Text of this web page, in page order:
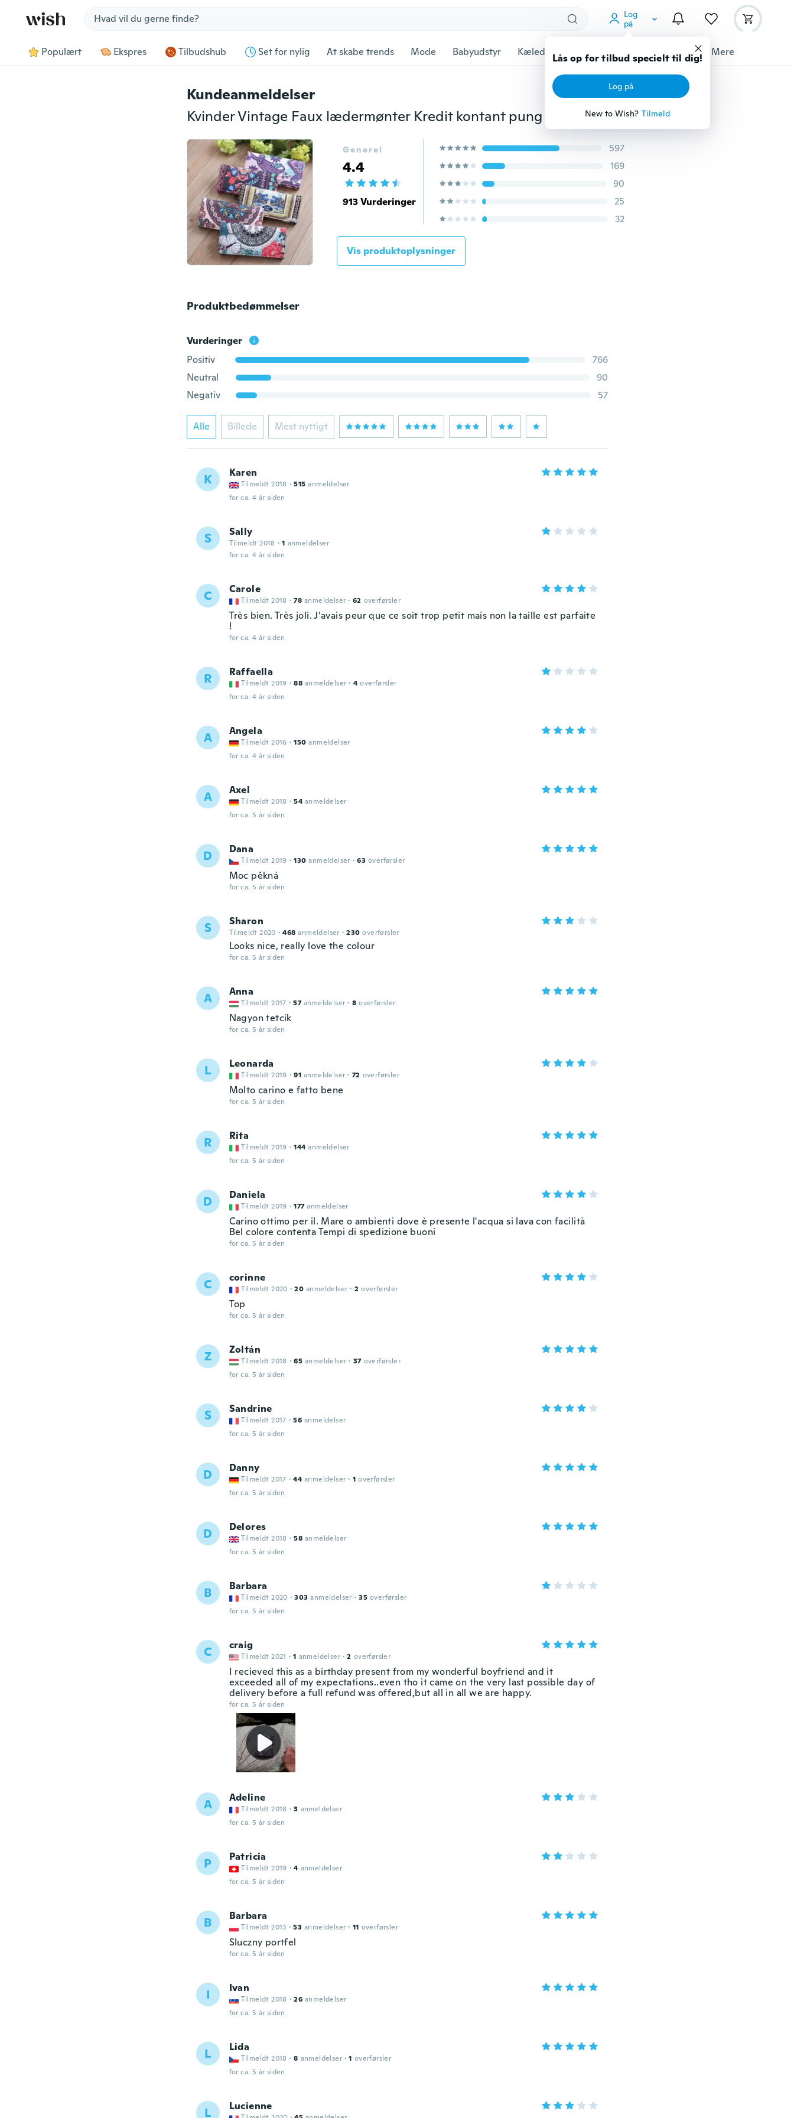
Log
på
Lås op for tilbud specielt til dig!
Log på
New to Wish? Tilmeld
Populært Ekspres Tilbudshub Set for nylig At skabe trends Mode Babyudstyr Kæledyrstilbehør Gadgets Værktøj Mere
Kundeanmeldelser
Kvinder Vintage Faux lædermønter Kredit kontant pung multifold kortholder tegnebog
Generel
4.4
913 Vurderinger
597
169
90
25
32
Vis produktoplysninger
Produktbedømmelser
Vurderinger
Positiv
766
Neutral
90
Negativ
57
Alle Billede Mest nyttigt
K Karen
Tilmeldt 2018 · 515 anmeldelser
for ca. 4 år siden
S Sally
Tilmeldt 2018 · 1 anmeldelser
for ca. 4 år siden
C Carole
Tilmeldt 2018 · 78 anmeldelser · 62 overførsler
Très bien. Très joli. J’avais peur que ce soit trop petit mais non la taille est parfaite
!
for ca. 4 år siden
R Raffaella
Tilmeldt 2019 · 88 anmeldelser · 4 overførsler
for ca. 4 år siden
A Angela
Tilmeldt 2016 · 150 anmeldelser
for ca. 4 år siden
A Axel
Tilmeldt 2018 · 54 anmeldelser
for ca. 5 år siden
D Dana
Tilmeldt 2019 · 130 anmeldelser · 63 overførsler
Moc pěkná
for ca. 5 år siden
S Sharon
Tilmeldt 2020 · 468 anmeldelser · 230 overførsler
Looks nice, really love the colour
for ca. 5 år siden
A Anna
Tilmeldt 2017 · 57 anmeldelser · 8 overførsler
Nagyon tetcik
for ca. 5 år siden
L Leonarda
Tilmeldt 2019 · 91 anmeldelser · 72 overførsler
Molto carino e fatto bene
for ca. 5 år siden
R Rita
Tilmeldt 2019 · 144 anmeldelser
for ca. 5 år siden
D Daniela
Tilmeldt 2019 · 177 anmeldelser
Carino ottimo per il. Mare o ambienti dove è presente l'acqua si lava con facilità
Bel colore contenta Tempi di spedizione buoni
for ca. 5 år siden
C corinne
Tilmeldt 2020 · 20 anmeldelser · 2 overførsler
Top
for ca. 5 år siden
Z Zoltán
Tilmeldt 2018 · 65 anmeldelser · 37 overførsler
for ca. 5 år siden
S Sandrine
Tilmeldt 2017 · 56 anmeldelser
for ca. 5 år siden
D Danny
Tilmeldt 2017 · 44 anmeldelser · 1 overførsler
for ca. 5 år siden
D Delores
Tilmeldt 2018 · 58 anmeldelser
for ca. 5 år siden
B Barbara
Tilmeldt 2020 · 303 anmeldelser · 35 overførsler
for ca. 5 år siden
C craig
Tilmeldt 2021 · 1 anmeldelser · 2 overførsler
I recieved this as a birthday present from my wonderful boyfriend and it
exceeded all of my expectations..even tho it came on the very last possible day of
delivery before a full refund was offered,but all in all we are happy.
for ca. 5 år siden
A Adeline
Tilmeldt 2018 · 3 anmeldelser
for ca. 5 år siden
P Patricia
Tilmeldt 2019 · 4 anmeldelser
for ca. 5 år siden
B Barbara
Tilmeldt 2013 · 53 anmeldelser · 11 overførsler
Sluczny portfel
for ca. 5 år siden
I Ivan
Tilmeldt 2018 · 26 anmeldelser
for ca. 5 år siden
L Lida
Tilmeldt 2018 · 8 anmeldelser · 1 overførsler
for ca. 5 år siden
L Lucienne